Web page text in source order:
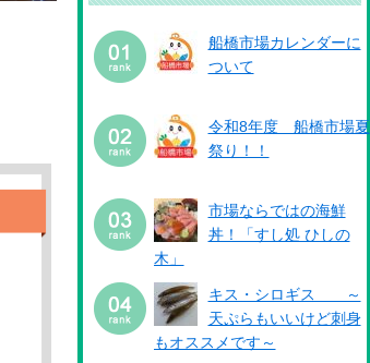
船橋市場カレンダーに
ついて
令和8年度 船橋市場夏
祭り！！
市場ならではの海鮮
丼！「すし処 ひしの
木」
キス・シロギス ～
天ぷらもいいけど刺身
もオススメです～